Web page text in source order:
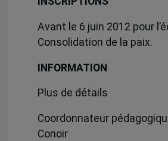
Avant le 6 juin 2012 pour
Consolidation de la paix.
INFORMATION
Plus de détails
Coordonnateur
Conoir